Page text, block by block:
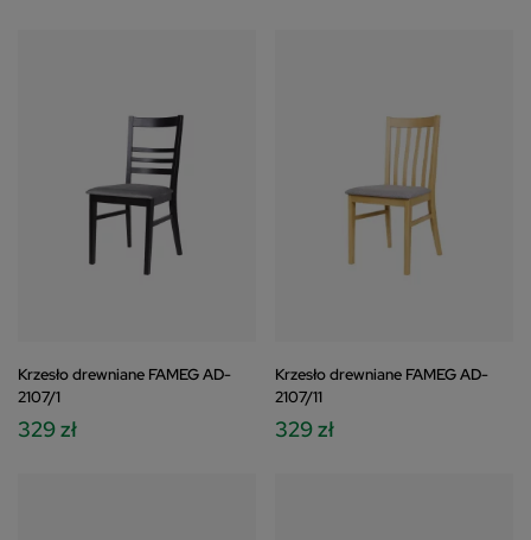
Krzesło drewniane FAMEG AD-
2107/1
329 zł
Krzesło drewniane FAMEG AD-
2107/11
329 zł